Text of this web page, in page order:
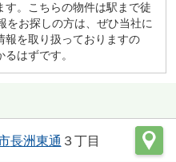
す。こちらの物件は駅まで徒
をお探しの方は、ぜひ当社に
報を取り扱っておりますの
はずです。
長洲東通 ３丁目